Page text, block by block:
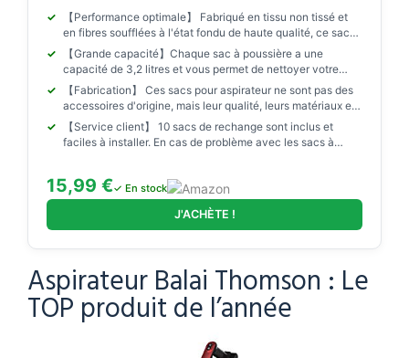
Ultra AE / Aqua10 Ultra Roller Complete / Aqua10
Ultra Track Complete / X40 Ultra / X50 Ultra
Complete / L40 Ultra / L40S Pro Ultra / L50 Pro Ultra
/ Matrix10 Ultra / X40 Master / X50 Master / X30
Ultra / L10s Pro Ultra Heat / Mova E30 Ultra / E40
Ultra / V50 Ultra / Z50 Ultra / Z60 Ultra / P50 Pro
Ultra. Veuillez vérifier le modèle de votre appareil
avant de commander.
【Performance optimale】 Fabriqué en tissu non tissé et
en fibres soufflées à l'état fondu de haute qualité, ce sac
bloque 99,9% des poussières, poils d'animaux, cheveux,
acariens et autres allergènes courants d'une taille
minimale de 0,3µm.
【Grande capacité】Chaque sac à poussière a une
capacité de 3,2 litres et vous permet de nettoyer votre
aspirateur pendant 100 jours. La durée de vie peut varier
selon l'environnement et la fréquence d'utilisation.rier
selon l'environnement et la fréquence d'utilisation.
【Fabrication】 Ces sacs pour aspirateur ne sont pas des
accessoires d'origine, mais leur qualité, leurs matériaux et
leurs dimensions sont comparables. Protégez votre
aspirateur robot de la manière la plus économique.
【Service client】 10 sacs de rechange sont inclus et
faciles à installer. En cas de problème avec les sacs à
15,99 €✓ En stock
J'ACHÈTE !
Aspirateur Balai Thomson : Le
TOP produit de l’année